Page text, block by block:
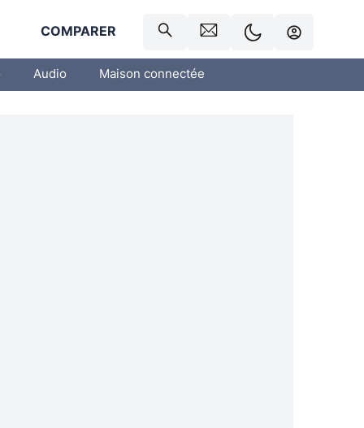
COMPARER
Audio Maison connectée